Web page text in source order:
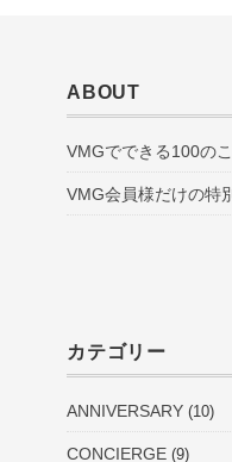
ABOUT
VMGでできる100の
VMG会員様だけの特
カテゴリー
ANNIVERSARY (10)
CONCIERGE (9)